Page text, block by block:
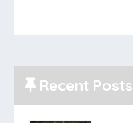
Recent Posts